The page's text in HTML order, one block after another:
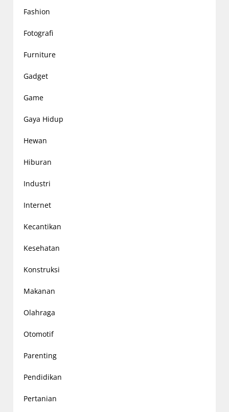
Fashion
Fotografi
Furniture
Gadget
Game
Gaya Hidup
Hewan
Hiburan
Industri
Internet
Kecantikan
Kesehatan
Konstruksi
Makanan
Olahraga
Otomotif
Parenting
Pendidikan
Pertanian